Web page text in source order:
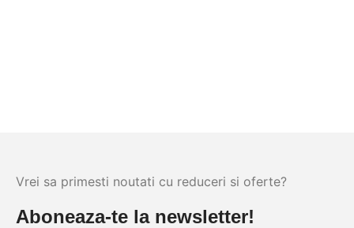
Vrei sa primesti noutati cu reduceri si oferte?
Aboneaza-te la newsletter!